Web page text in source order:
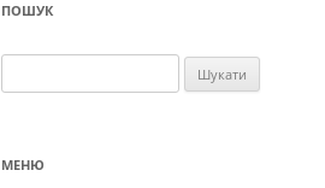
ПОШУК
МЕНЮ